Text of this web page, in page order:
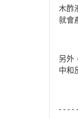
木酢
就會
另外
中和
- - - -